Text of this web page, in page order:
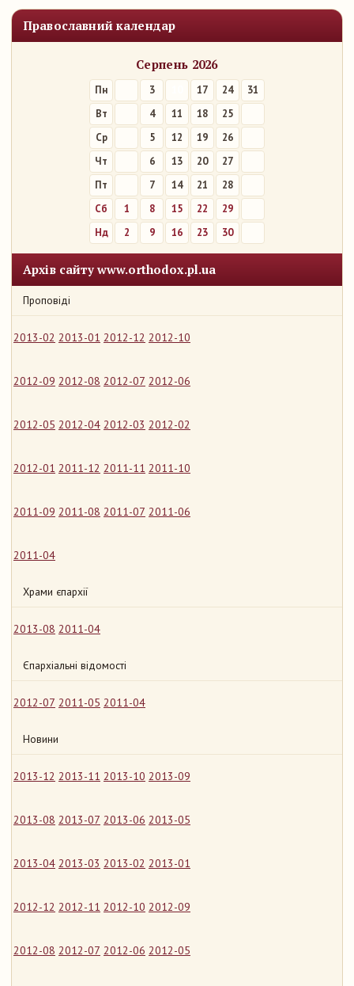
Православний календар
Серпень 2026
Пн 3 17 24
31
Вт
4 11 18
25
Ср
5 12 19
26
Чт
6 13 20
27
Пт
7 14 21
28
Сб
1 8 15 22
29
Нд
2 9 16 23 30
Архів сайту www.orthodox.pl.ua
Проповіді
2013-02 2013-01 2012-12 2012-10
2012-09 2012-08 2012-07 2012-06
2012-05 2012-04 2012-03 2012-02
2012-01 2011-12 2011-11 2011-10
2011-09 2011-08 2011-07 2011-06
2011-04
Храми єпархії
2013-08 2011-04
Єпархіальні відомості
2012-07 2011-05 2011-04
Новини
2013-12 2013-11 2013-10 2013-09
2013-08 2013-07 2013-06 2013-05
2013-04 2013-03 2013-02 2013-01
2012-12 2012-11 2012-10 2012-09
2012-08 2012-07 2012-06 2012-05